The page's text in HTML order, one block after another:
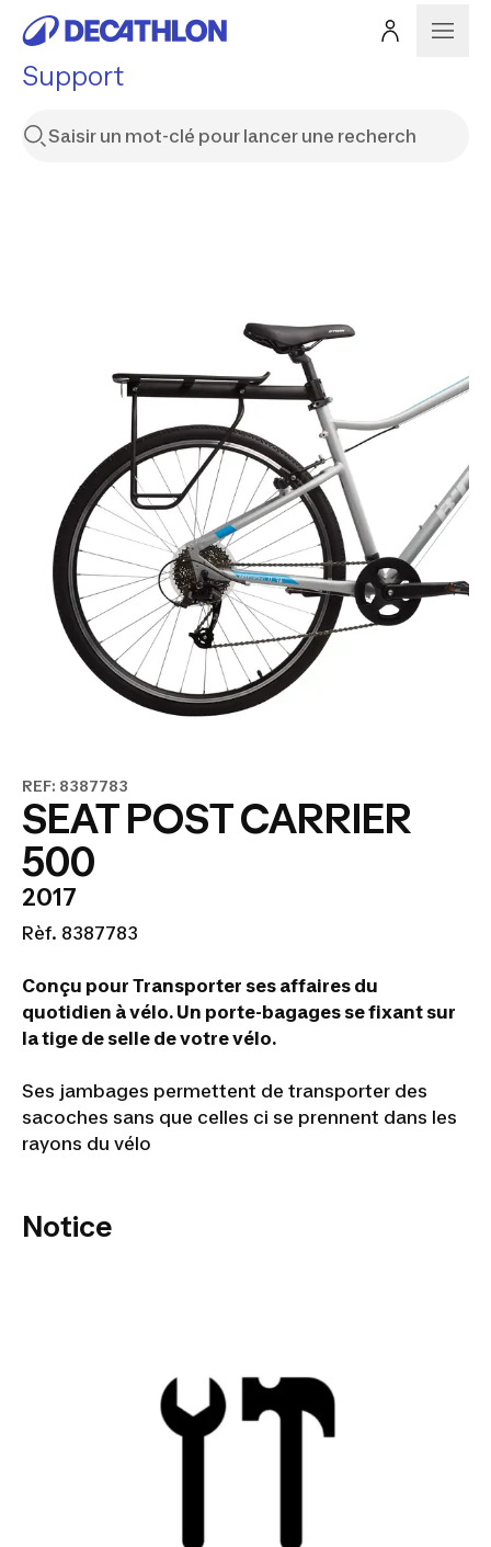
Support
REF: 8387783
SEAT POST CARRIER
500
2017
Rèf. 8387783
Conçu pour Transporter ses affaires du
quotidien à vélo. Un porte-bagages se fixant sur
la tige de selle de votre vélo.
Ses jambages permettent de transporter des
sacoches sans que celles ci se prennent dans les
rayons du vélo
Notice